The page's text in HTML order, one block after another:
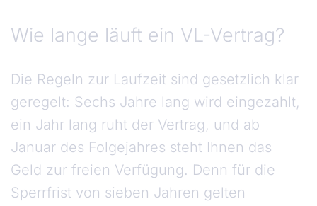
Wie lange läuft ein VL-Vertrag?
Die Regeln zur Laufzeit sind gesetzlich klar
geregelt: Sechs Jahre lang wird eingezahlt,
ein Jahr lang ruht der Vertrag, und ab
Januar des Folgejahres steht Ihnen das
Geld zur freien Verfügung. Denn für die
Sperrfrist von sieben Jahren gelten